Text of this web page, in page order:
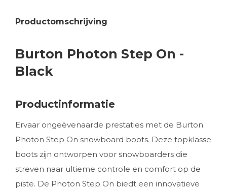
Productomschrijving
Burton Photon Step On -
Black
Productinformatie
Ervaar ongeëvenaarde prestaties met de Burton
Photon Step On snowboard boots. Deze topklasse
boots zijn ontworpen voor snowboarders die
streven naar ultieme controle en comfort op de
piste. De Photon Step On biedt een innovatieve